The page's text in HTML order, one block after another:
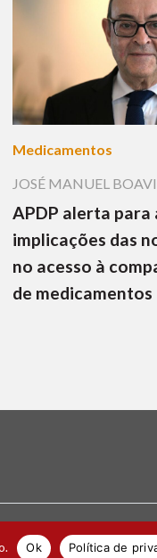
Medicamentos
JOSÉ MANUEL
APDP alerta para
implicações das
no acesso à
de medicamentos
Ok Política de